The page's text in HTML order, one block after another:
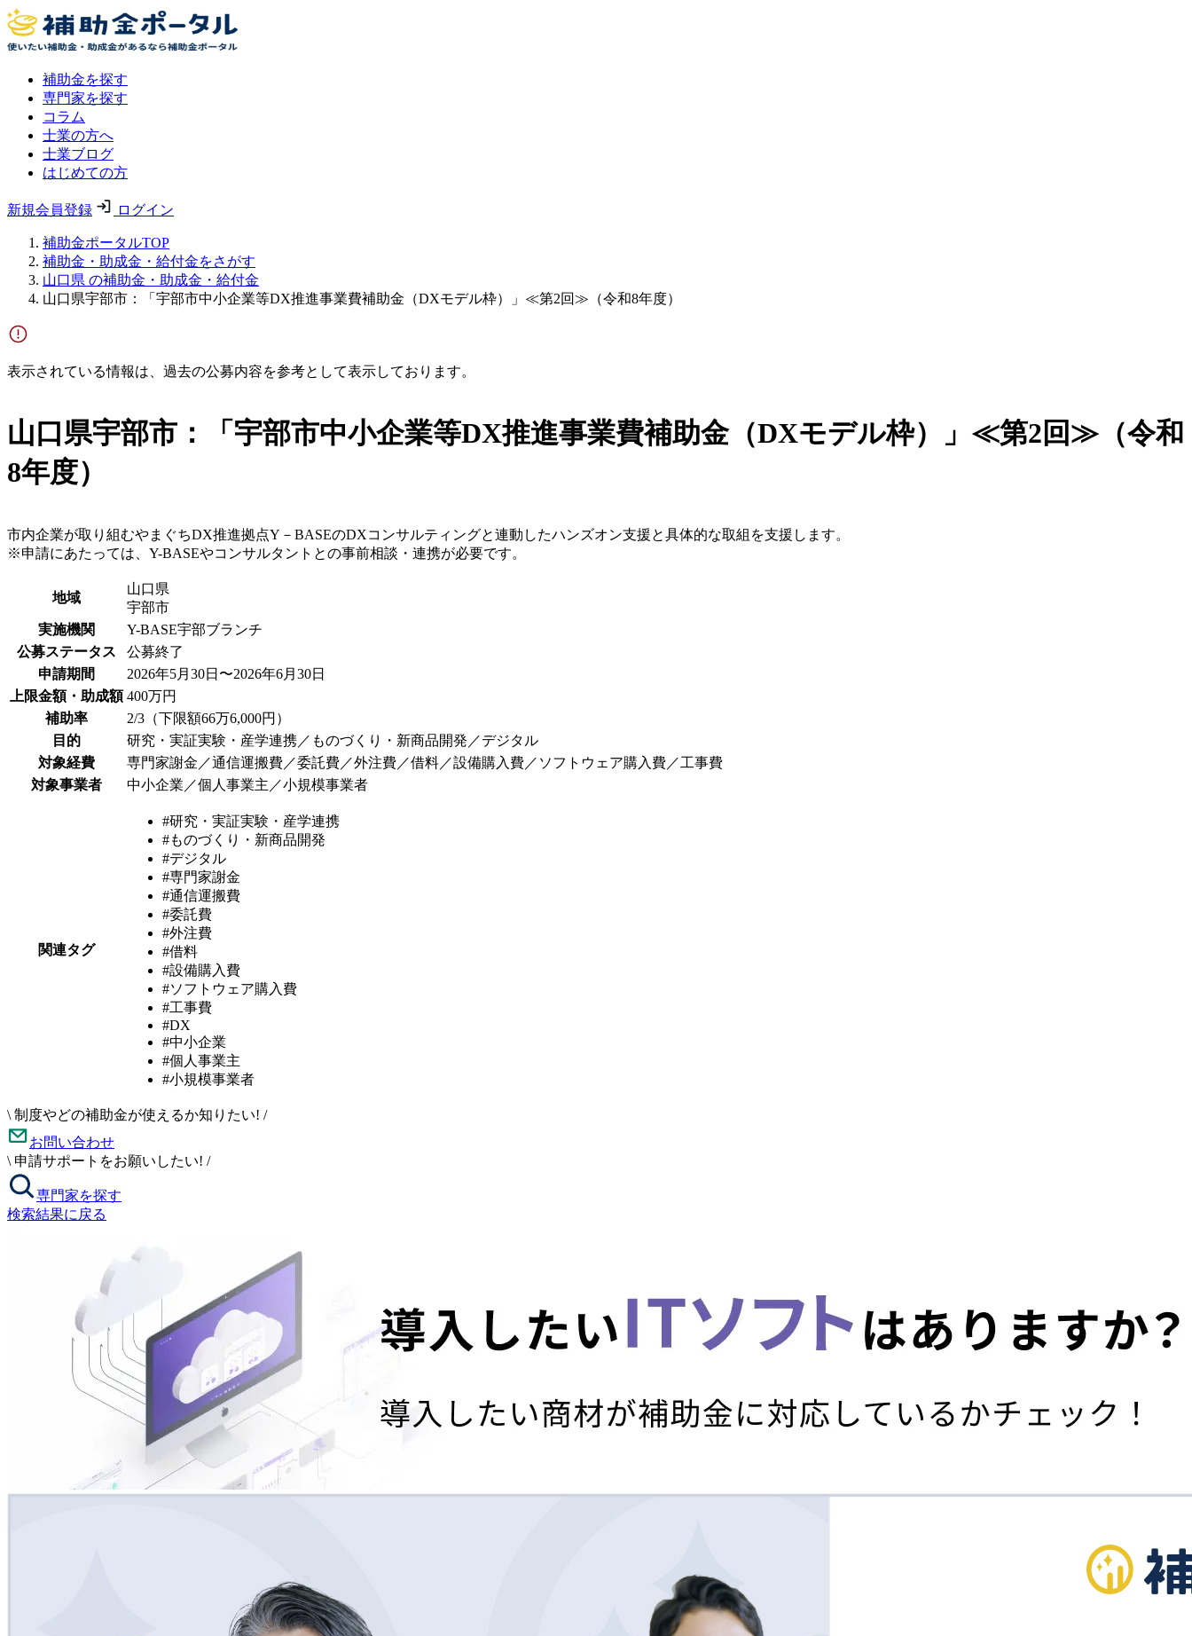
補助金を探す
専門家を探す
コラム
士業の方へ
士業ブログ
はじめての方
新規会員登録 ログイン
補助金ポータルTOP
補助金・助成金・給付金をさがす
山口県 の補助金・助成金・給付金
山口県宇部市：「宇部市中小企業等DX推進事業費補助金（DXモデル枠）」≪第2回≫（令和8年度）
表示されている情報は、過去の公募内容を参考として表示しております。
山口県宇部市：「宇部市中小企業等DX推進事業費補助金（DXモデル枠）」≪第2回≫（令和
8年度）
市内企業が取り組むやまぐちDX推進拠点Y－BASEのDXコンサルティングと連動したハンズオン支援と具体的な取組を支援します。
※申請にあたっては、Y-BASEやコンサルタントとの事前相談・連携が必要です。
地域
山口県
宇部市
実施機関
Y-BASE宇部ブランチ
公募ステータス
公募終了
申請期間
2026年5月30日〜2026年6月30日
上限金額・助成額 400万円
補助率
2/3（下限額66万6,000円）
目的
研究・実証実験・産学連携／ものづくり・新商品開発／デジタル
対象経費
専門家謝金／通信運搬費／委託費／外注費／借料／設備購入費／ソフトウェア購入費／工事費
対象事業者
中小企業／個人事業主／小規模事業者
関連タグ
#研究・実証実験・産学連携
#ものづくり・新商品開発
#デジタル
#専門家謝金
#通信運搬費
#委託費
#外注費
#借料
#設備購入費
#ソフトウェア購入費
#工事費
#DX
#中小企業
#個人事業主
#小規模事業者
\ 制度やどの補助金が使えるか知りたい! /
お問い合わせ
\ 申請サポートをお願いしたい! /
専門家を探す
検索結果に戻る